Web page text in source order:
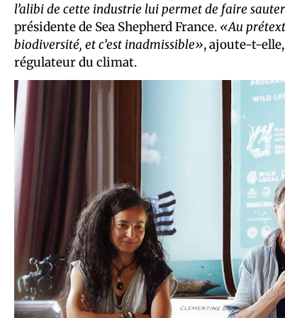
l’alibi de cette industrie lui permet de faire
présidente de Sea Shepherd France. «Au
biodiversité, et c’est inadmissible», ajoute-t-
régulateur du climat.